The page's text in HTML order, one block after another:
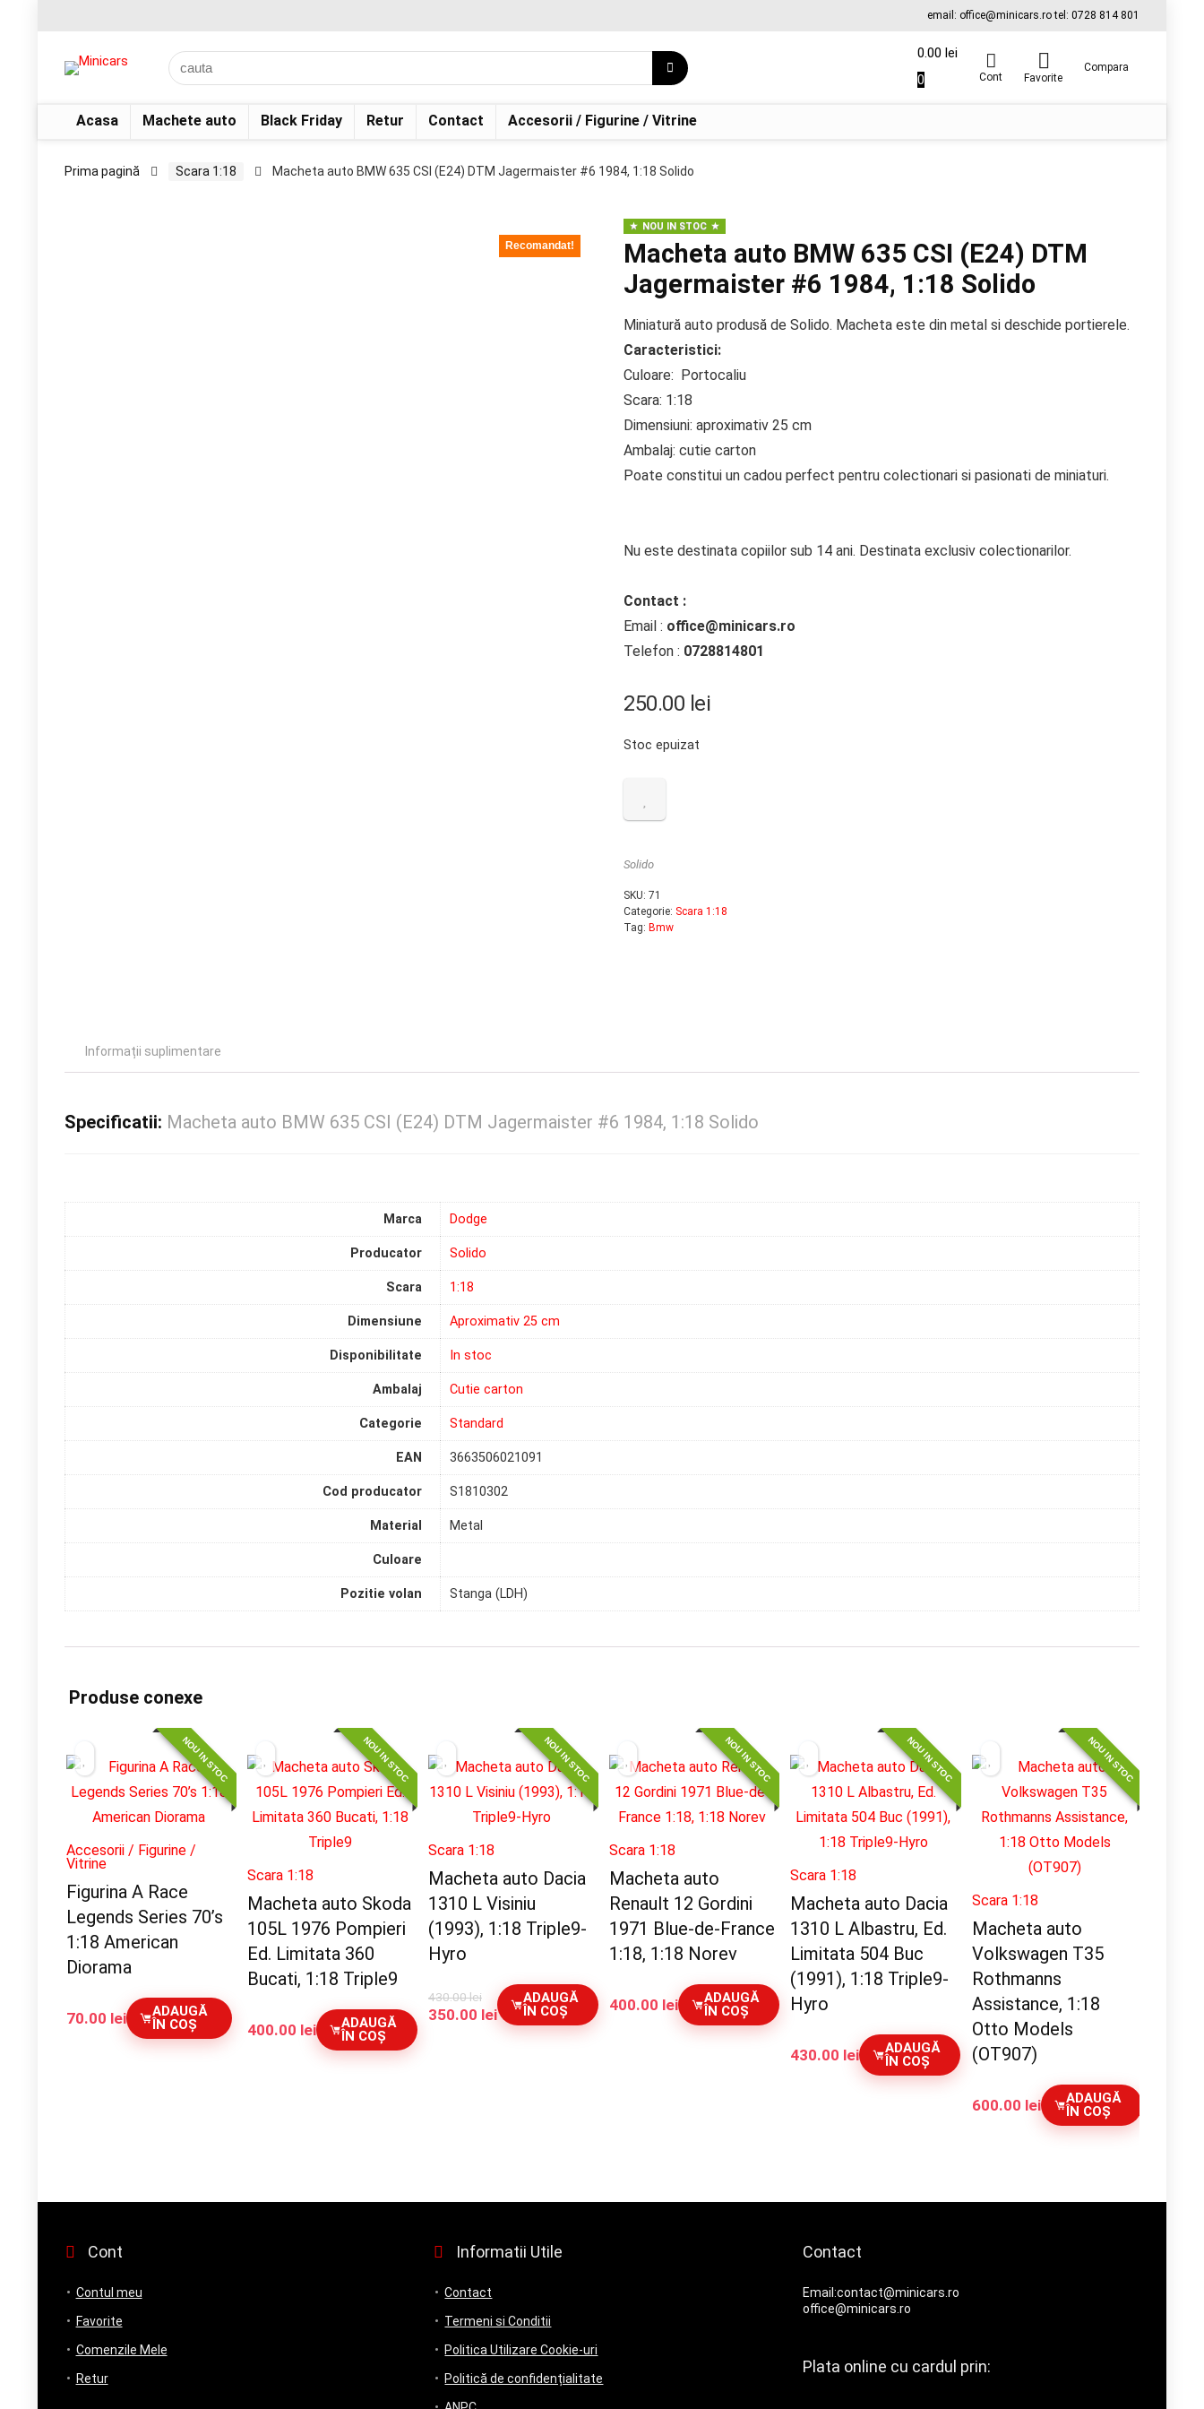
email: office@minicars.ro tel: 0728 814 801
0.00 lei
0
Cont Favorite
Compara
Acasa Machete auto Black Friday Retur Contact Accesorii / Figurine / Vitrine
Prima pagină Scara 1:18 Macheta auto BMW 635 CSI (E24) DTM Jagermaister #6 1984, 1:18 Solido
Recomandat!
NOU IN STOC
Macheta auto BMW 635 CSI (E24) DTM
Jagermaister #6 1984, 1:18 Solido
Miniatură auto produsă de Solido. Macheta este din metal si deschide portierele.
Caracteristici:
Culoare: Portocaliu
Scara: 1:18
Dimensiuni: aproximativ 25 cm
Ambalaj: cutie carton
Poate constitui un cadou perfect pentru colectionari si pasionati de miniaturi.
Nu este destinata copiilor sub 14 ani. Destinata exclusiv colectionarilor.
Contact :
Email : office@minicars.ro
Telefon : 0728814801
250.00 lei
Stoc epuizat
Solido
SKU: 71
Categorie: Scara 1:18
Tag: Bmw
Informații suplimentare
Specificatii: Macheta auto BMW 635 CSI (E24) DTM Jagermaister #6 1984, 1:18 Solido
Marca Dodge
Producator Solido
Scara 1:18
Dimensiune Aproximativ 25 cm
Disponibilitate In stoc
Ambalaj Cutie carton
Categorie Standard
EAN 3663506021091
Cod producator S1810302
Material Metal
Culoare
Pozitie volan Stanga (LDH)
Produse conexe
NOU IN STOC
Accesorii / Figurine /
Vitrine
Figurina A Race
Legends Series 70’s
1:18 American
Diorama
70.00 lei
ADAUGĂ
ÎN COȘ
NOU IN STOC
Scara 1:18
Macheta auto Skoda
105L 1976 Pompieri
Ed. Limitata 360
Bucati, 1:18 Triple9
400.00 lei
ADAUGĂ
ÎN COȘ
NOU IN STOC
Scara 1:18
Macheta auto Dacia
1310 L Visiniu
(1993), 1:18 Triple9-
Hyro
430.00lei
Prețul
350.00 leiPrețul
curent
ADAUGĂ
ÎN COȘ
NOU IN STOC
Scara 1:18
Macheta auto
Renault 12 Gordini
1971 Blue-de-France
1:18, 1:18 Norev
400.00 lei
ADAUGĂ
ÎN COȘ
NOU IN STOC
Scara 1:18
Macheta auto Dacia
1310 L Albastru, Ed.
Limitata 504 Buc
(1991), 1:18 Triple9-
Hyro
430.00 lei
ADAUGĂ
ÎN COȘ
NOU IN STOC
Scara 1:18
Macheta auto
Volkswagen T35
Rothmanns
Assistance, 1:18
Otto Models
(OT907)
600.00 lei
ADAUGĂ
ÎN COȘ
Cont
Contul meu
Favorite
Comenzile Mele
Retur
Informatii Utile
Contact
Termeni si Conditii
Politica Utilizare Cookie-uri
Politică de confidențialitate
Contact
Email:contact@minicars.ro
office@minicars.ro
Plata online cu cardul prin: